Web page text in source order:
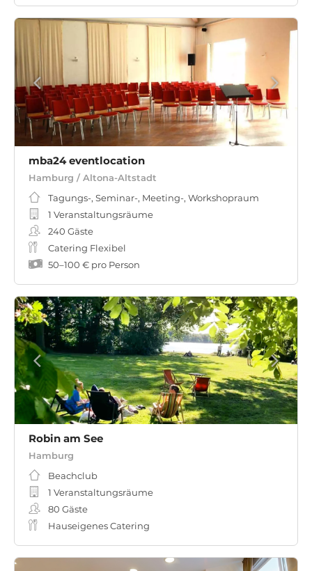
mba24 eventlocation
Hamburg / Altona-Altstadt
Tagungs-, Seminar-, Meeting-, Workshopraum
1 Veranstaltungsräume
240 Gäste
Catering Flexibel
50–100 € pro Person
Robin am See
Hamburg
Beachclub
1 Veranstaltungsräume
80 Gäste
Hauseigenes Catering